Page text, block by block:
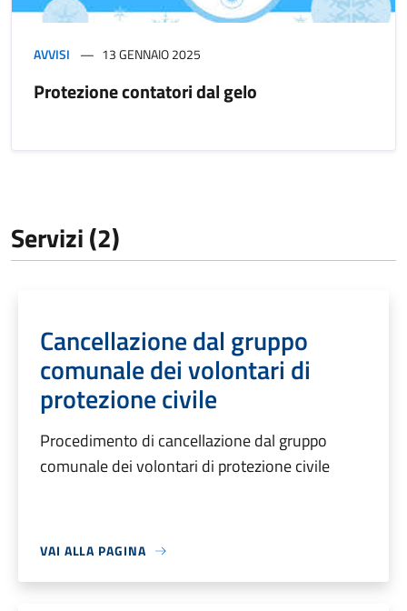
AVVISI 13 GENNAIO 2025
Protezione contatori dal gelo
Servizi (2)
Cancellazione dal gruppo
comunale dei volontari di
protezione civile
Procedimento di cancellazione dal gruppo
comunale dei volontari di protezione civile
VAI ALLA PAGINA